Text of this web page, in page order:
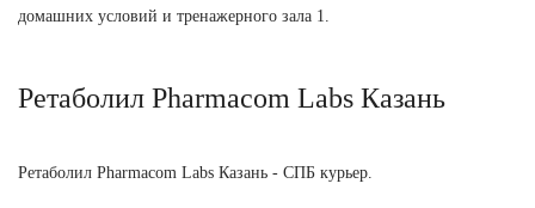
домашних условий и тренажерного зала 1.
Ретаболил Pharmacom Labs Казань
Ретаболил Pharmacom Labs Казань - СПБ курьер.